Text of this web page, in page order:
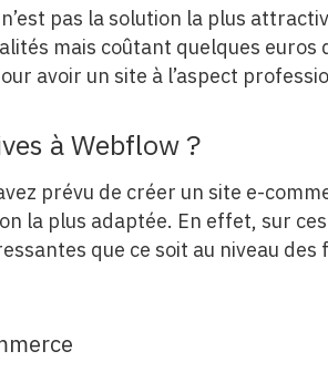
pas la solution la plus
mais coûtant quelques euros
avoir un site à l’aspect
à Webflow ?
prévu de créer un site e-
la plus adaptée. En effet, sur
que ce soit au niveau